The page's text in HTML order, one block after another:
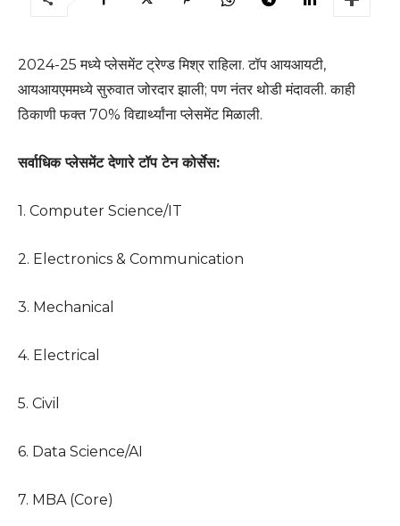
2024-25 मध्ये प्लेसमेंट ट्रेण्ड मिश्र राहिला. टॉप आयआयटी,
आयआयएममध्ये सुरुवात जोरदार झाली; पण नंतर थोडी मंदावली. काही
ठिकाणी फक्त 70% विद्यार्थ्यांना प्लेसमेंट मिळाली.
सर्वाधिक प्लेसमेंट देणारे टॉप टेन कोर्सेस:
1. Computer Science/IT
2. Electronics & Communication
3. Mechanical
4. Electrical
5. Civil
6. Data Science/AI
7. MBA (Core)